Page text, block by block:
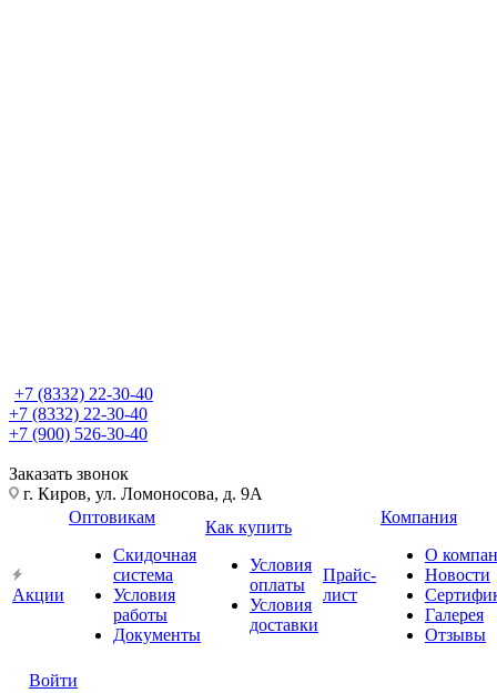
+7 (8332) 22-30-40
+7 (8332) 22-30-40
+7 (900) 526-30-40
Заказать звонок
г. Киров, ул. Ломоносова, д. 9А
Акции
Оптовикам
Скидочная
система
Условия
работы
Документы
Как купить
Условия
оплаты
Условия
доставки
Прайс-
лист
Компания
О
Новости
Галерея
Отзывы
Войти